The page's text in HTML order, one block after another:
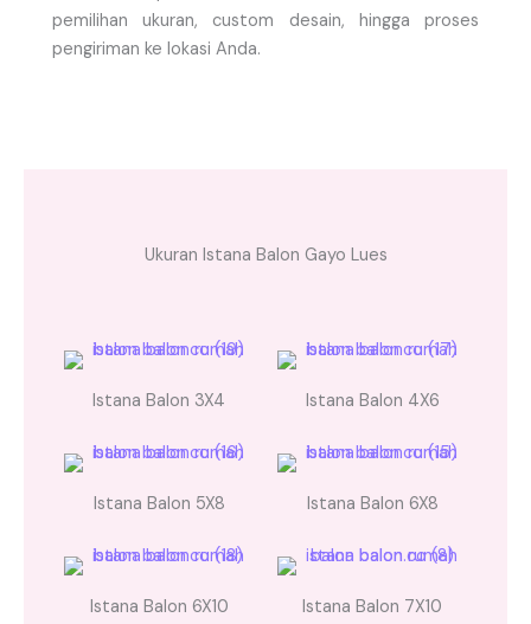
pemilihan ukuran, custom desain, hingga proses
pengiriman ke lokasi Anda.
Ukuran Istana Balon Gayo Lues
Istana Balon 3X4 Istana Balon 4X6
Istana Balon 5X8 Istana Balon 6X8
Istana Balon 6X10 Istana Balon 7X10